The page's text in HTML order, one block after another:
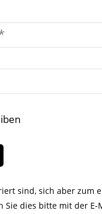
sind, sich aber zum
Sie dies bitte mit der E-